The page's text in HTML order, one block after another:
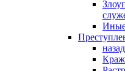
Иные
назад